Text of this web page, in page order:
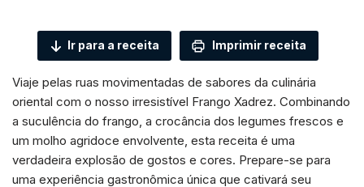
Ir para a receita Imprimir receita
Viaje pelas ruas movimentadas de sabores da culinária
oriental com o nosso irresistível Frango Xadrez. Combinando
a suculência do frango, a crocância dos legumes frescos e
um molho agridoce envolvente, esta receita é uma
verdadeira explosão de gostos e cores. Prepare-se para
uma experiência gastronômica única que cativará seu